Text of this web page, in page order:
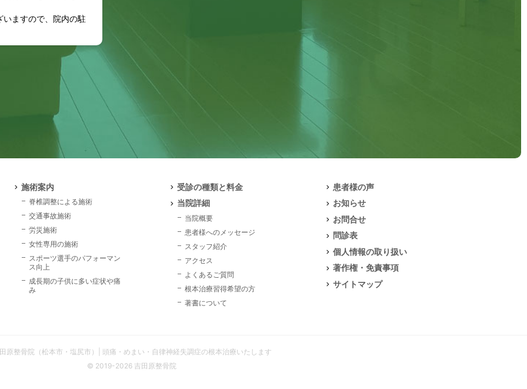
ますので、院内の駐
施術案内
脊椎調整による施術
交通事故施術
労災施術
女性専用の施術
スポーツ選手のパフォーマン
ス向上
成長期の子供に多い症状や痛
み
受診の種類と料金
当院詳細
当院概要
患者様へのメッセージ
スタッフ紹介
アクセス
よくあるご質問
根本治療習得希望の方
著書について
患者様の声
お知らせ
お問合せ
問診表
個人情報の取り扱い
著作権・免責事項
サイトマップ
© 2019-2026 吉田原整骨院
原整骨院（松本市・塩尻市）| 頭痛・めまい・自律神経失調症の根本治療いたします